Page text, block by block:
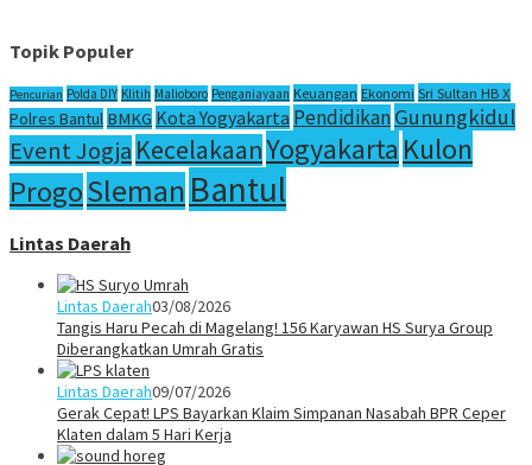
Topik Populer
Pencurian Polda DIY Klitih Malioboro Penganiayaan Keuangan Ekonomi Sri Sultan HB X
Polres Bantul BMKG Kota Yogyakarta PendidikanGunungkidul
Event Jogja KecelakaanYogyakarta Kulon
ProgoSleman Bantul
Lintas Daerah
Lintas Daerah03/08/2026
Tangis Haru Pecah di Magelang! 156 Karyawan HS Surya Group
Diberangkatkan Umrah Gratis
Lintas Daerah09/07/2026
Gerak Cepat! LPS Bayarkan Klaim Simpanan Nasabah BPR Ceper
Klaten dalam 5 Hari Kerja